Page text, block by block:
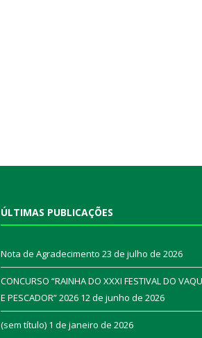
ÚLTIMAS PUBLICAÇÕES
Nota de Agradecimento 23 de julho de 2026
CONCURSO “RAINHA DO XXXI FESTIVAL DO
E PESCADOR” 2026 12 de junho de 2026
(sem título) 1 de janeiro de 2026